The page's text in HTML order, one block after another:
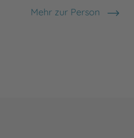
Mehr zur Person
Christine Henkel